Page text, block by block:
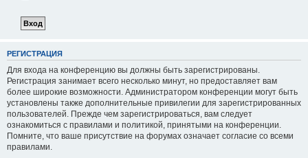
РЕГИСТРАЦИЯ
Для входа на конференцию вы должны быть зарегистрированы.
Регистрация занимает всего несколько минут, но предоставляет вам
более широкие возможности. Администратором конференции могут быть
установлены также дополнительные привилегии для зарегистрированных
пользователей. Прежде чем зарегистрироваться, вам следует
ознакомиться с правилами и политикой, принятыми на конференции.
Помните, что ваше присутствие на форумах означает согласие со всеми
правилами.